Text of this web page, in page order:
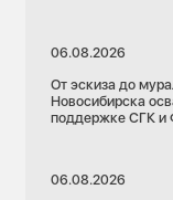
06.08.2026
От эскиза до
Новосибирска
поддержке СГК и
06.08.2026